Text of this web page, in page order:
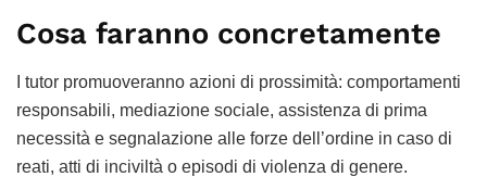
Cosa faranno concretamente
I tutor promuoveranno azioni di prossimità: comportamenti
responsabili, mediazione sociale, assistenza di prima
necessità e segnalazione alle forze dell’ordine in caso di
reati, atti di inciviltà o episodi di violenza di genere.